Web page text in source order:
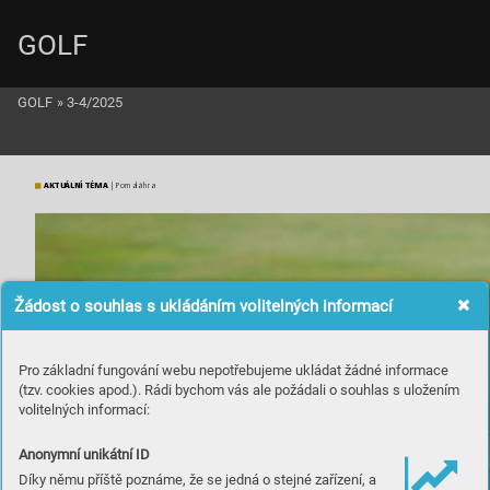
Žádost o souhlas s ukládáním volitelných informací
Pro základní fungování webu nepotřebujeme ukládat žádné informace
(tzv. cookies apod.). Rádi bychom vás ale požádali o souhlas s uložením
volitelných informací:
Anonymní unikátní ID
Díky němu příště poznáme, že se jedná o stejné zařízení, a
AKTUÁLNÍ TÉMA | Pomalá hra
GOLF
GOLF » 3-4/2025